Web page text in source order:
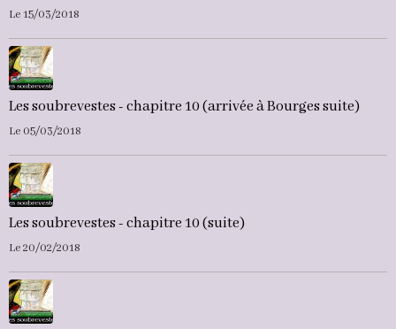
Le 15/03/2018
Les soubrevestes - chapitre 10 (arrivée à Bourges suite)
Le 05/03/2018
Les soubrevestes - chapitre 10 (suite)
Le 20/02/2018